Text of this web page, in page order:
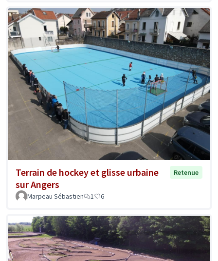
Terrain de hockey et glisse urbaine
sur Angers
Retenue
Marpeau Sébastien 1 6